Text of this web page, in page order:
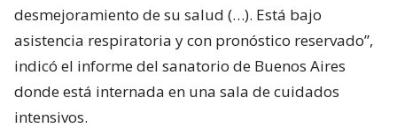
desmejoramiento de su salud (…). Está bajo
asistencia respiratoria y con pronóstico reservado”,
indicó el informe del sanatorio de Buenos Aires
donde está internada en una sala de cuidados
intensivos.